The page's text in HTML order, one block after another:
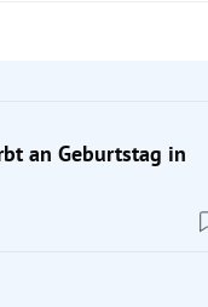
an Geburtstag in